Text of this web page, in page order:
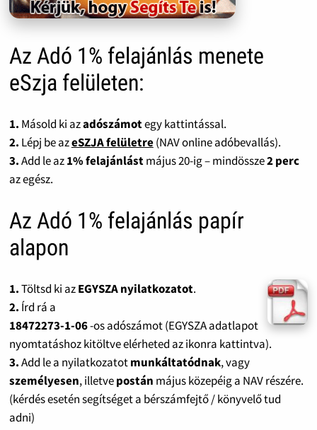
Az Adó 1% felajánlás menete
eSzja felületen:
1. Másold ki azadószámotegy kattintással.
2. Lépj be azeSZJA felületre(NAV online adóbevallás).
3.Add le az1% felajánlástmájus 20-ig – mindössze2 perc
az egész.
Az Adó 1% felajánlás papír
alapon
1.Töltsd ki azEGYSZA nyilatkozatot.
2. Írd rá a
18472273-1-06-os adószámot (EGYSZA adatlapot
nyomtatáshoz kitöltve elérheted az ikonra kattintva).
3.Add le a nyilatkozatotmunkáltatódnak, vagy
személyesen, illetvepostán május közepéig a NAV részére.
(kérdés esetén segítséget a bérszámfejtő / könyvelő tud
adni)